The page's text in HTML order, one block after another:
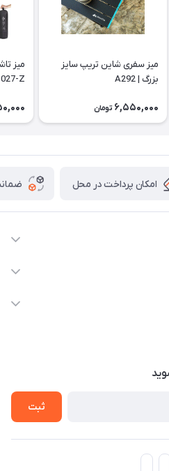
میز سفری شاین تریپ سایز
بزرگ | A292
6,550,000 تومان
میز
Z
امکان پرداخت در محل
ثبت